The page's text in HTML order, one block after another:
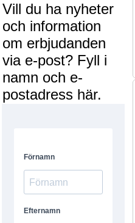
Vill du ha nyheter
och information
om erbjudanden
via e-post? Fyll i
namn och e-
postadress här.